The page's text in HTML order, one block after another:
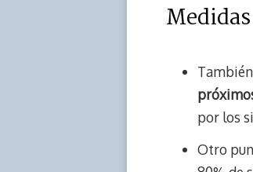
por los
Otro